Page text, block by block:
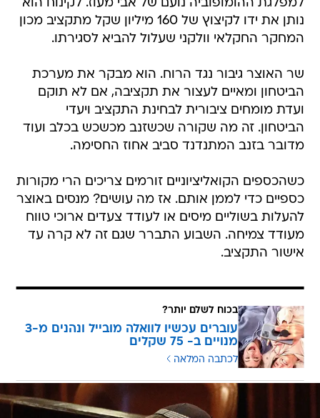
למפלגת ההומופוביה נועם של אבי מעוז. לקינוח הוא
נותן את ידו לקיצוץ של 160 מיליון שקל מתקציב מכון
המחקר החקלאי וולקני שעלול להביא לסגירתו.
שר האוצר גיבור נגד הרוח. הוא מבקר את מערכת
הביטחון ומאיים לעצור את תקציבה, אם לא תוקם
ועדת מומחים ציבורית לבחינת התקציב ויעדי
הביטחון. זה מה שקורה שכשזנב מכשכש בכלב ועוד
מדובר בזנב המתנדנד סביב אחוז החסימה.
כשהכספים הקואליציוניים זורמים צריכים הרי מקורות
כספיים כדי לממן אותם. אז מה עושים? מנסים באוצר
להעלות בשוליים מיסים או לעודד צעדים ארוכי טווח
מעודד צמיחה. השבוע התברר שגם זה לא קרה עד
אישור התקציב.
בכוח לשלם יותר?
עוברים עכשיו לוואלה מובייל ונהנים מ-3
מנויים ב- 75 שקלים
לכתבה המלאה